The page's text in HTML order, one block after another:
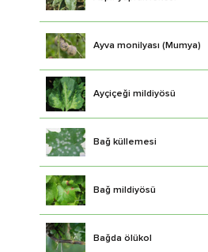
Ayva monilyası (Mumya)
Ayçiçeği mildiyösü
Bağ küllemesi
Bağ mildiyösü
Bağda ölükol